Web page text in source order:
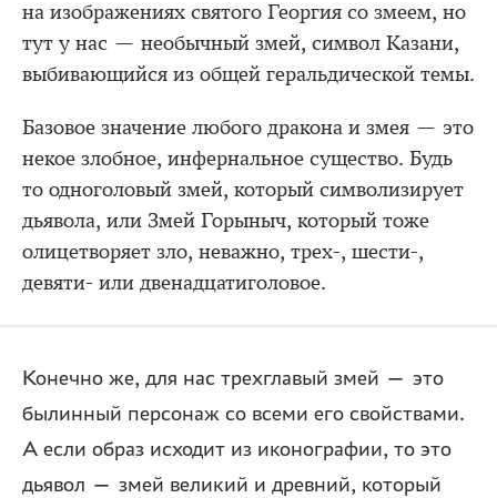
на изображениях святого Георгия со змеем, но
тут у нас — необычный змей, символ Казани,
выбивающийся из общей геральдической темы.
Базовое значение любого дракона и змея — это
некое злобное, инфернальное существо. Будь
то одноголовый змей, который символизирует
дьявола, или Змей Горыныч, который тоже
олицетворяет зло, неважно, трех-, шести-,
девяти- или двенадцатиголовое.
Конечно же, для нас трехглавый змей — это
былинный персонаж со всеми его свойствами.
А если образ исходит из иконографии, то это
дьявол — змей великий и древний, который